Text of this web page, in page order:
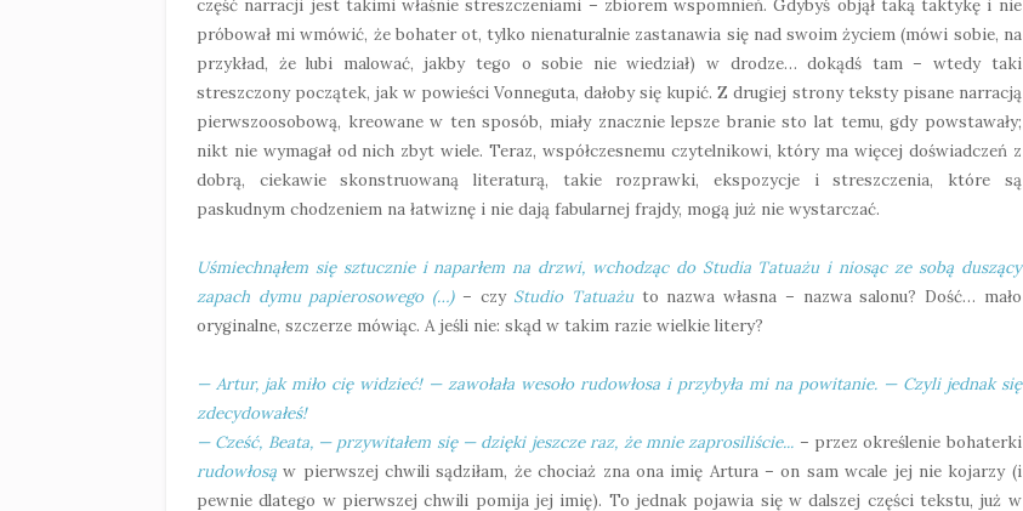
część narracji jest takimi właśnie streszczeniami – zbiorem wspomnień. Gdybyś objął taką taktykę i nie
próbował mi wmówić, że bohater ot, tylko nienaturalnie zastanawia się nad swoim życiem (mówi sobie, na
przykład, że lubi malować, jakby tego o sobie nie wiedział) w drodze… dokądś tam – wtedy taki
streszczony początek, jak w powieści Vonneguta, dałoby się kupić. Z drugiej strony teksty pisane narracją
pierwszoosobową, kreowane w ten sposób, miały znacznie lepsze branie sto lat temu, gdy powstawały;
nikt nie wymagał od nich zbyt wiele. Teraz, współczesnemu czytelnikowi, który ma więcej doświadczeń z
dobrą, ciekawie skonstruowaną literaturą, takie rozprawki, ekspozycje i streszczenia, które są
paskudnym chodzeniem na łatwiznę i nie dają fabularnej frajdy, mogą już nie wystarczać.
Uśmiechnąłem się sztucznie i naparłem na drzwi, wchodząc do Studia Tatuażu i niosąc ze sobą duszący
zapach dymu papierosowego (…)– czy Studio Tatuażu to nazwa własna – nazwa salonu? Dość… mało
oryginalne, szczerze mówiąc. A jeśli nie: skąd w takim razie wielkie litery?
— Artur, jak miło cię widzieć! — zawołała wesoło rudowłosa i przybyła mi na powitanie. — Czyli jednak się
zdecydowałeś!
— Cześć, Beata, — przywitałem się — dzięki jeszcze raz, że mnie zaprosiliście... – przez określenie bohaterki
rudowłosą w pierwszej chwili sądziłam, że chociaż zna ona imię Artura – on sam wcale jej nie kojarzy (i
pewnie dlatego w pierwszej chwili pomija jej imię). To jednak pojawia się w dalszej części tekstu, już w